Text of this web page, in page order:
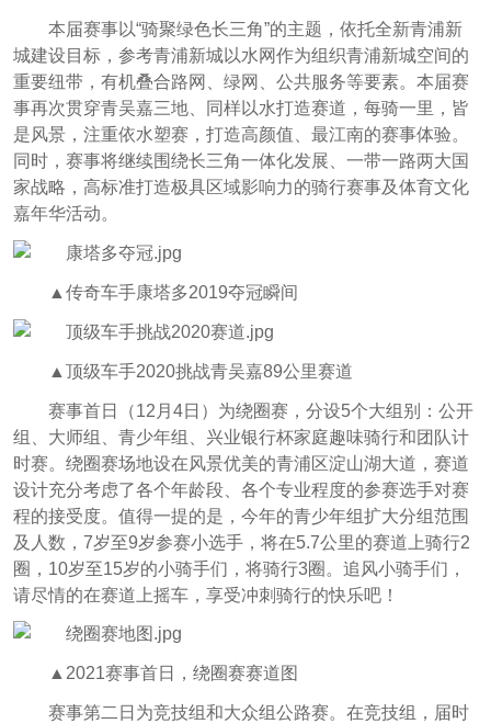
本届赛事以“骑聚绿色长三角”的主题，依托全新青浦新
城建设目标，参考青浦新城以水网作为组织青浦新城空间的
重要纽带，有机叠合路网、绿网、公共服务等要素。本届赛
事再次贯穿青吴嘉三地、同样以水打造赛道，每骑一里，皆
是风景，注重依水塑赛，打造高颜值、最江南的赛事体验。
同时，赛事将继续围绕长三角一体化发展、一带一路两大国
家战略，高标准打造极具区域影响力的骑行赛事及体育文化
嘉年华活动。
▲传奇车手康塔多2019夺冠瞬间
▲顶级车手2020挑战青吴嘉89公里赛道
赛事首日（12月4日）为绕圈赛，分设5个大组别：公开
组、大师组、青少年组、兴业银行杯家庭趣味骑行和团队计
时赛。绕圈赛场地设在风景优美的青浦区淀山湖大道，赛道
设计充分考虑了各个年龄段、各个专业程度的参赛选手对赛
程的接受度。值得一提的是，今年的青少年组扩大分组范围
及人数，7岁至9岁参赛小选手，将在5.7公里的赛道上骑行2
圈，10岁至15岁的小骑手们，将骑行3圈。追风小骑手们，
请尽情的在赛道上摇车，享受冲刺骑行的快乐吧！
▲2021赛事首日，绕圈赛赛道图
赛事第二日为竞技组和大众组公路赛。在竞技组，届时